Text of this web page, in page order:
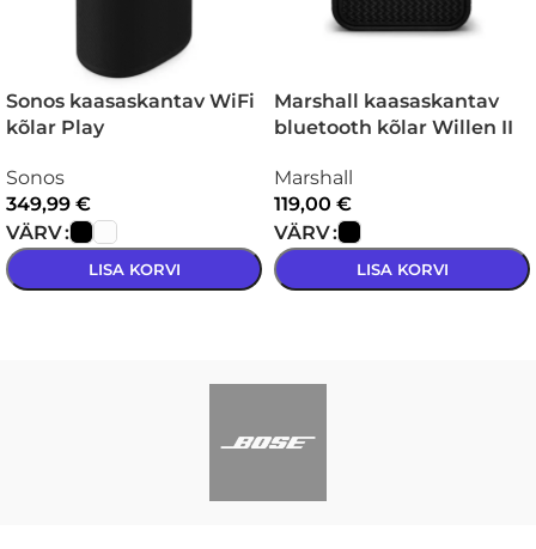
Sonos kaasaskantav WiFi
kõlar Play
Sonos
349,99 €
VÄRV
LISA KORVI
Marshall kaasaskantav
bluetooth kõlar Willen II
Marshall
119,00 €
VÄRV
LISA KORVI